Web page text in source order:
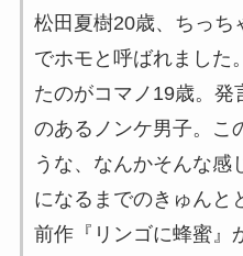
松田夏樹20歳、ちっち
でホモと呼ばれました
たのがコマノ19歳。
のあるノンケ男子。こ
うな、なんかそんな感
になるまでのきゅんと
前作『リンゴに蜂蜜』